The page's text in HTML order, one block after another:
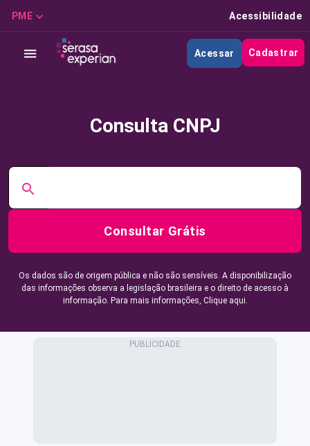
PME Acessibilidade
Acessar Cadastrar
Consulta CNPJ
Consultar Grátis
Os dados são de origem pública e não são sensíveis. A disponibilização
das informações observa a legislação brasileira e o direito de acesso à
informação. Para mais informações, Clique aqui.